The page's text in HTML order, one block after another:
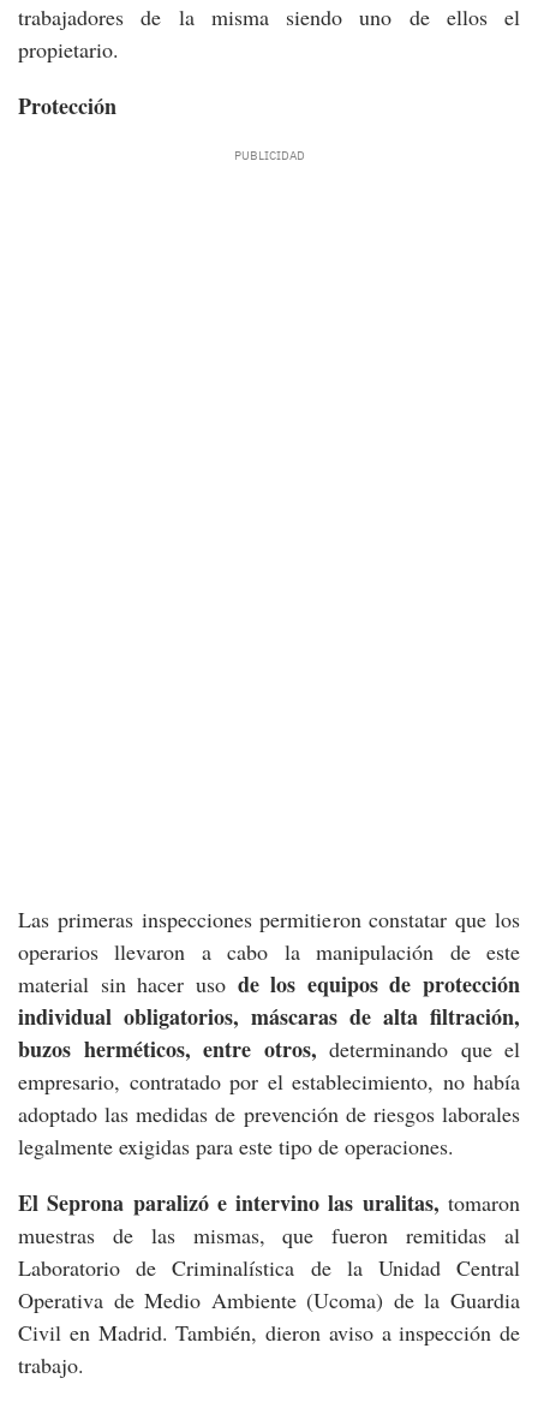
trabajadores de la misma siendo uno de ellos el
propietario.
Protección
Las primeras inspecciones permitieron constatar que los
operarios llevaron a cabo la manipulación de este
material sin hacer uso de los equipos de protección
individual obligatorios, máscaras de alta filtración,
buzos herméticos, entre otros, determinando que el
empresario, contratado por el establecimiento, no había
adoptado las medidas de prevención de riesgos laborales
legalmente exigidas para este tipo de operaciones.
El Seprona paralizó e intervino las uralitas, tomaron
muestras de las mismas, que fueron remitidas al
Laboratorio de Criminalística de la Unidad Central
Operativa de Medio Ambiente (Ucoma) de la Guardia
Civil en Madrid. También, dieron aviso a inspección de
trabajo.